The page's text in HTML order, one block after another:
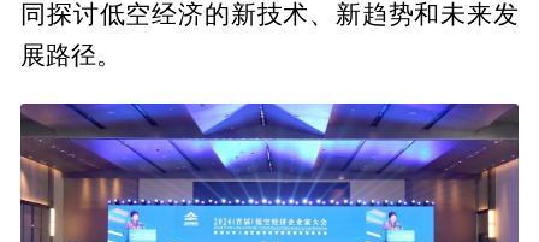
同探讨低空经济的新技术、新趋势和未来发
展路径。